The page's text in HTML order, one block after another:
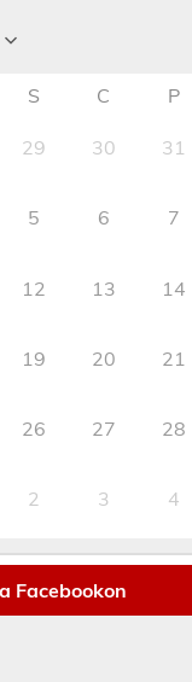
S C P
29 30 31
5 6 7
12 13 14
19 20 21
26 27 28
2 3 4
Facebookon